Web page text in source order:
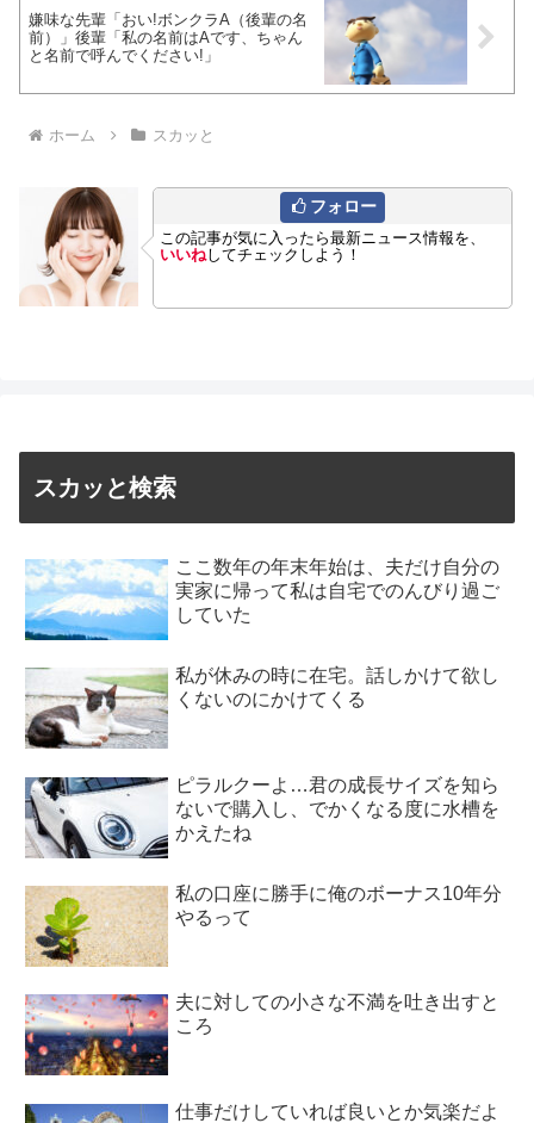
嫌味な先輩「おい!ボンクラA（後輩の名
前）」後輩「私の名前はAです、ちゃん
と名前で呼んでください!」
ホーム スカッと
フォロー
この記事が気に入ったら最新ニュース情報を、
いいねしてチェックしよう！
スカッと検索
ここ数年の年末年始は、夫だけ自分の
実家に帰って私は自宅でのんびり過ご
していた
私が休みの時に在宅。話しかけて欲し
くないのにかけてくる
ピラルクーよ…君の成長サイズを知ら
ないで購入し、でかくなる度に水槽を
かえたね
私の口座に勝手に俺のボーナス10年分
やるって
夫に対しての小さな不満を吐き出すと
ころ
仕事だけしていれば良いとか気楽だよ